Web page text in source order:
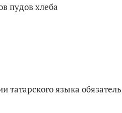
пудов хлеба
языка